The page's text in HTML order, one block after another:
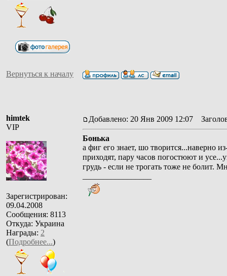
Вернуться к началу
himtek
VIP
Зарегистрирован:
09.04.2008
Сообщения: 8113
Откуда: Украина
Награды: 2
(Подробнее...)
Добавлено: 20 Янв 2009 12:07
Бонька
а фиг его знает, шо творится...наверно
приходят, пару часов погостюют и
грудь - если не трогать тоже не болит.